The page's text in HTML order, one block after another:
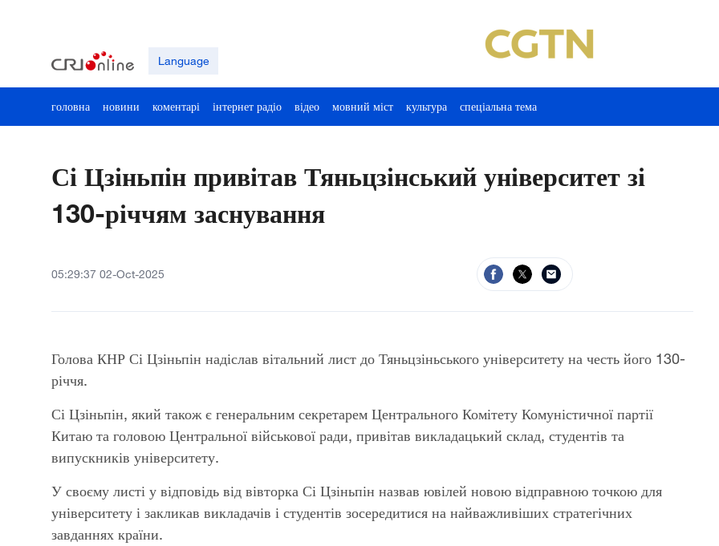
Language
головна новини коментарі інтернет радіо відео мовний міст культура спеціальна тема
Сі Цзіньпін привітав Тяньцзінський університет зі
130-річчям заснування
05:29:37 02-Oct-2025
Голова КНР Сі Цзіньпін надіслав вітальний лист до Тяньцзіньського університету на честь його 130-
річчя.
Сі Цзіньпін, який також є генеральним секретарем Центрального Комітету Комуністичної партії
Китаю та головою Центральної військової ради, привітав викладацький склад, студентів та
випускників університету.
У своєму листі у відповідь від вівторка Сі Цзіньпін назвав ювілей новою відправною точкою для
університету і закликав викладачів і студентів зосередитися на найважливіших стратегічних
завданнях країни.